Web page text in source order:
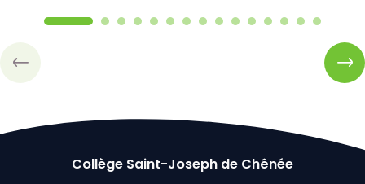
Collège Saint-Joseph de Chênée